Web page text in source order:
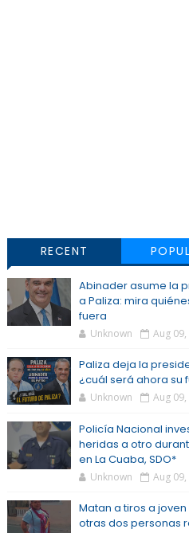
RECENT
Abinader asume la
a Paliza: mira
fuera
Unknown Aug
Paliza deja la
¿cuál será ahora su
Unknown Aug
Policía Nacional
heridas a otro
en La Cuaba, SDO*
Unknown Aug
Matan a tiros a
otras dos personas